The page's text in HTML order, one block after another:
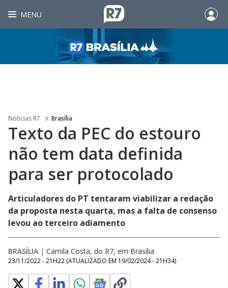
MENU
Noticias R7 Brasília
Texto da PEC do estouro
não tem data definida
para ser protocolado
Articuladores do PT tentaram viabilizar a redação
da proposta nesta quarta, mas a falta de consenso
levou ao terceiro adiamento
BRASÍLIA | Camila Costa, do R7, em Brasília
23/11/2022 - 21H22 (ATUALIZADO EM 19/02/2024 - 21H34)